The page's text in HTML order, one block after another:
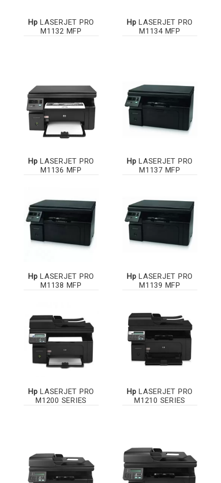
Hp LASERJET PRO
M1132 MFP
Hp LASERJET PRO
M1134 MFP
Hp LASERJET PRO
M1136 MFP
Hp LASERJET PRO
M1137 MFP
Hp LASERJET PRO
M1138 MFP
Hp LASERJET PRO
M1139 MFP
Hp LASERJET PRO
M1200 SERIES
Hp LASERJET PRO
M1210 SERIES